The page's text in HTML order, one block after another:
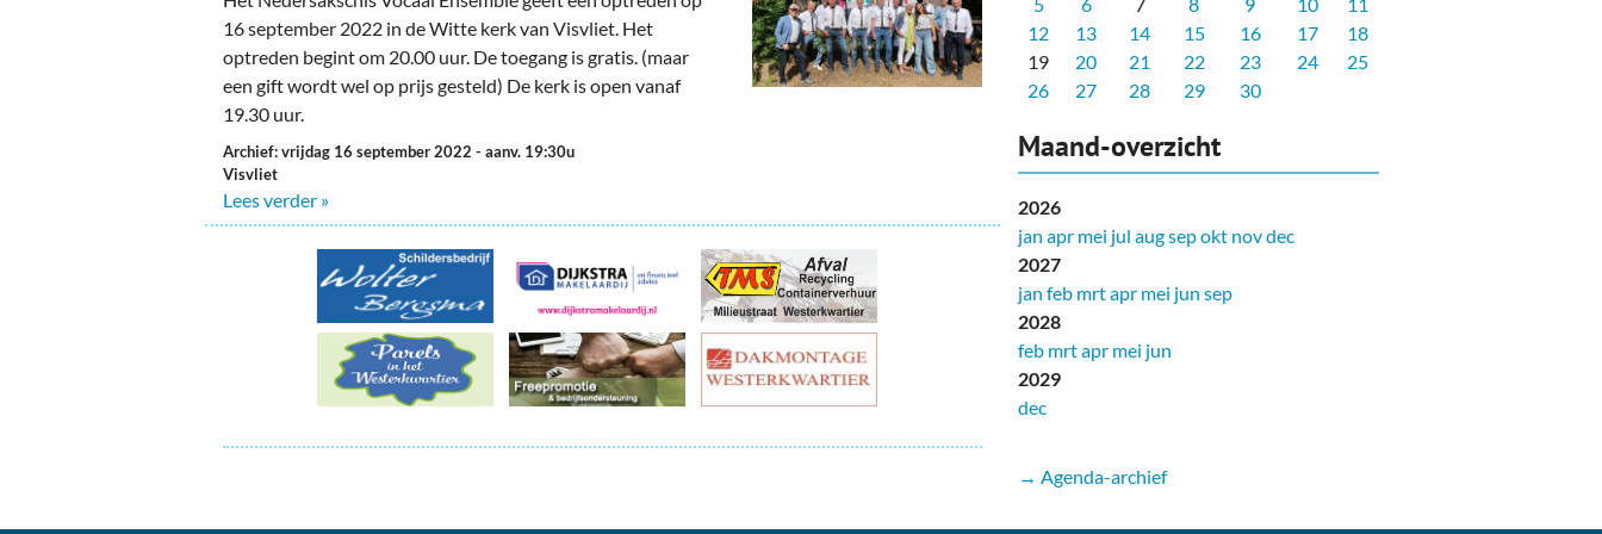
16 september 2022 in de Witte kerk van Visvliet. Het
optreden begint om 20.00 uur. De toegang is gratis. (maar
een gift wordt wel op prijs gesteld) De kerk is open vanaf
19.30 uur.
Archief: vrijdag 16 september 2022- aanv. 19:30u
Visvliet
Lees verder »
12
13 14 15 16 17
18
19
20 21 22 23 24
25
26
27 28 29 30
Maand-overzicht
2026
jan apr mei jul augsepokt novdec
2027
jan feb mrtapr mei jun sep
2028
feb mrtapr mei jun
2029
dec
→ Agenda-archief